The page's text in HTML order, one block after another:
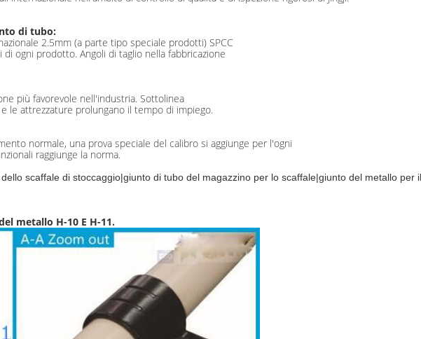
di tubo:
2.5mm (a parte tipo speciale prodotti) SPCC
ogni prodotto. Angoli di taglio nella fabbricazione
più favorevole nell'industria. Sottolinea
le attrezzature prolungano il tempo di impiego.
normale, una prova speciale del calibro si aggiunge per l'ogni
raggiunge la norma.
scaffale di stoccaggio|giunto di tubo del magazzino per lo scaffale|giunto del metallo per
metallo H-10 E H-11.